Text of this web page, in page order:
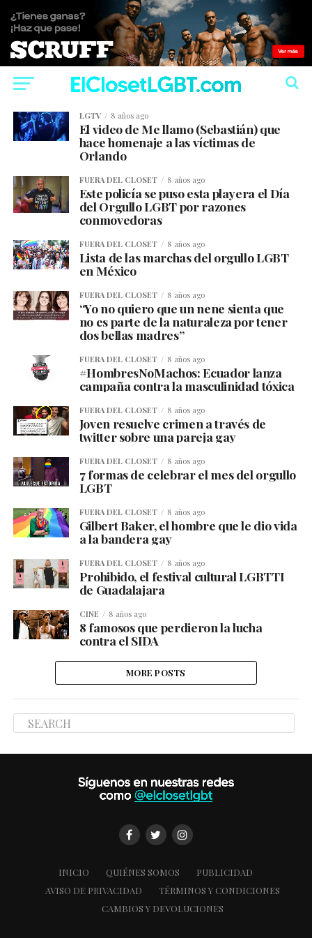
LGTV 8 años ago
El video de Me llamo (Sebastián) que
hace homenaje a las víctimas de
Orlando
FUERA DEL CLOSET 8 años ago
Este policía se puso esta playera el Día
del Orgullo LGBT por razones
conmovedoras
FUERA DEL CLOSET 8 años ago
Lista de las marchas del orgullo LGBT
en México
FUERA DEL CLOSET 8 años ago
“Yo no quiero que un nene sienta que
no es parte de la naturaleza por tener
dos bellas madres”
FUERA DEL CLOSET 8 años ago
#HombresNoMachos: Ecuador lanza
campaña contra la masculinidad tóxica
FUERA DEL CLOSET 8 años ago
Joven resuelve crimen a través de
twitter sobre una pareja gay
FUERA DEL CLOSET 8 años ago
7 formas de celebrar el mes del orgullo
LGBT
FUERA DEL CLOSET 8 años ago
Gilbert Baker, el hombre que le dio vida
a la bandera gay
FUERA DEL CLOSET 8 años ago
Prohibido, el festival cultural LGBTTI
de Guadalajara
CINE 8 años ago
8 famosos que perdieron la lucha
contra el SIDA
MORE POSTS
INICIO QUIÉNES SOMOS
PUBLICIDAD
AVISO DE PRIVACIDAD
TÉRMINOS Y CONDICIONES
CAMBIOS Y DEVOLUCIONES